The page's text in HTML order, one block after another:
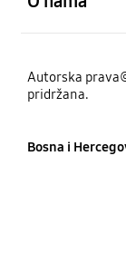
Autorska
pridržana.
Bosna i